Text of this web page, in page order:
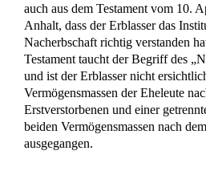
auch aus dem Testament vom 10.
Anhalt, dass der Erblasser das
Nacherbschaft richtig verstanden
Testament taucht der Begriff des
und ist der Erblasser nicht
Vermögensmassen der Eheleute
Erstverstorbenen und einer
beiden Vermögensmassen nach
ausgegangen.